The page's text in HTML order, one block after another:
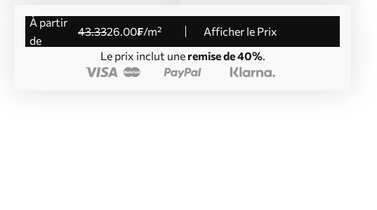
à partir
de
43.3326.00₣/m²
Afficher le Prix
Le prix inclut une remise de 40%.